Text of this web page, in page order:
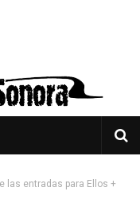
las entradas para Ellos +